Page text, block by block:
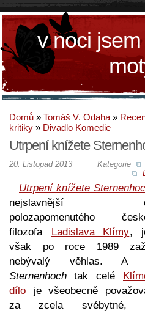
v noci
Domů » Tomáš V. Odaha »
kritiky » Divadlo Komedie
Utrpení knížete
Kategorie
20. Listopad 2013
Utrpení knížete
nejslavnější
polozapomenutého
filozofa
Ladislava Klímy,
však po roce 1989
nebývalý věhlas. A
Sternenhoch tak celé
dílo je všeobecně
za zcela svébytné,